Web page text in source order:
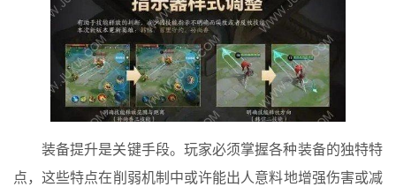
装备提升是关键手段。玩家必须掌握各种装备的独特特
点，这些特点在削弱机制中或许能出人意料地增强伤害或减